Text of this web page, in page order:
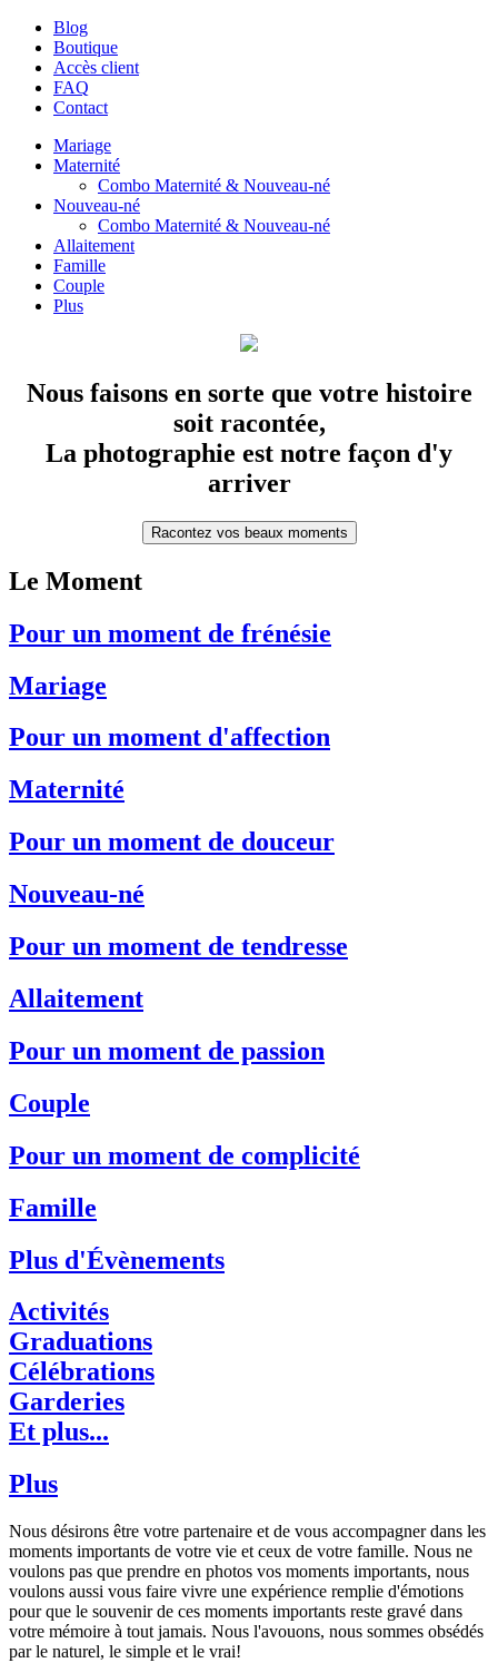
Blog
Boutique
Accès client
FAQ
Contact
Mariage
Maternité
Combo Maternité & Nouveau-né
Nouveau-né
Combo Maternité & Nouveau-né
Allaitement
Famille
Couple
Plus
Nous faisons en sorte que votre histoire
soit racontée,
La photographie est notre façon d'y
arriver
Racontez vos beaux moments
Le Moment
Pour un moment de frénésie
Mariage
Pour un moment d'affection
Maternité
Pour un moment de douceur
Nouveau-né
Pour un moment de tendresse
Allaitement
Pour un moment de passion
Couple
Pour un moment de complicité
Famille
Plus d'Évènements
Activités
Graduations
Célébrations
Garderies
Et plus...
Plus
Nous désirons être votre partenaire et de vous accompagner dans les
moments importants de votre vie et ceux de votre famille. Nous ne
voulons pas que prendre en photos vos moments importants, nous
voulons aussi vous faire vivre une expérience remplie d'émotions
pour que le souvenir de ces moments importants reste gravé dans
votre mémoire à tout jamais. Nous l'avouons, nous sommes obsédés
par le naturel, le simple et le vrai!